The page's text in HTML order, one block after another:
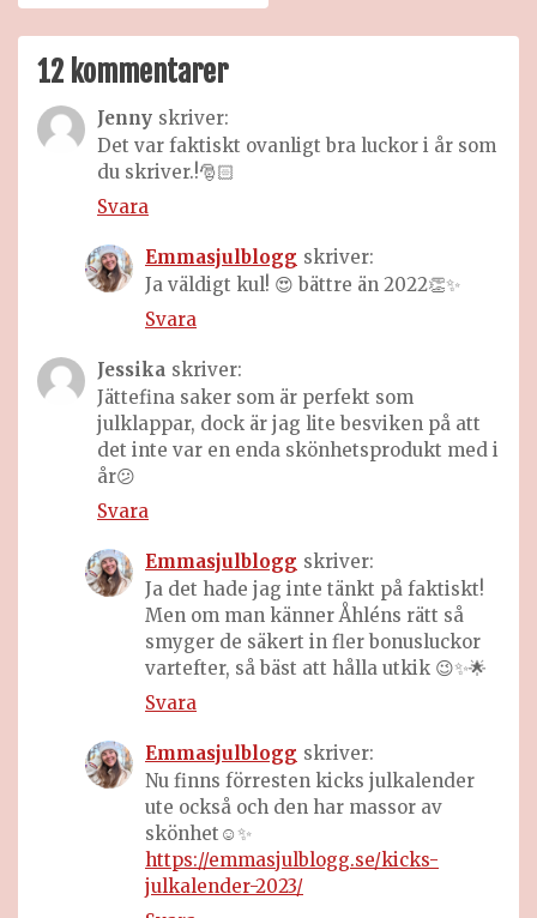
12 kommentarer
Jenny skriver:
Det var faktiskt ovanligt bra luckor i år som
du skriver.!🎅🏻
Svara
Emmasjulblogg skriver:
Ja väldigt kul! 😍 bättre än 2022👏✨
Svara
Jessika skriver:
Jättefina saker som är perfekt som
julklappar, dock är jag lite besviken på att
det inte var en enda skönhetsprodukt med i
år😕
Svara
Emmasjulblogg skriver:
Ja det hade jag inte tänkt på faktiskt!
Men om man känner Åhléns rätt så
smyger de säkert in fler bonusluckor
vartefter, så bäst att hålla utkik 😉✨🌟
Svara
Emmasjulblogg skriver:
Nu finns förresten kicks julkalender
ute också och den har massor av
skönhet☺️✨
https://emmasjulblogg.se/kicks-
julkalender-2023/